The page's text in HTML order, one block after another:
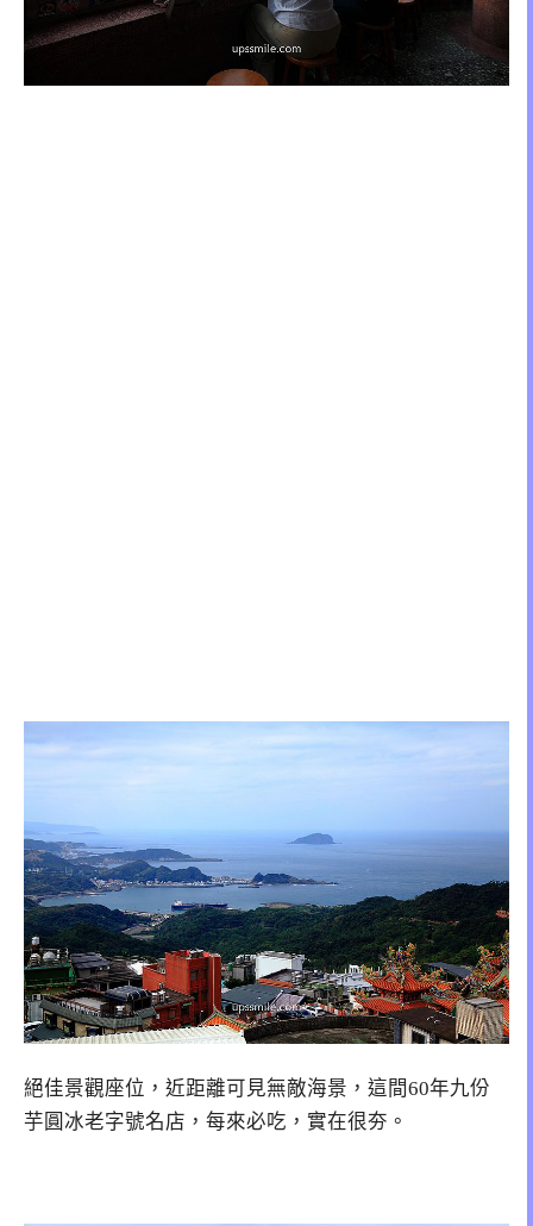
絕佳景觀座位，近距離可見無敵海景，這間60年九份
芋圓冰老字號名店，每來必吃，實在很夯。